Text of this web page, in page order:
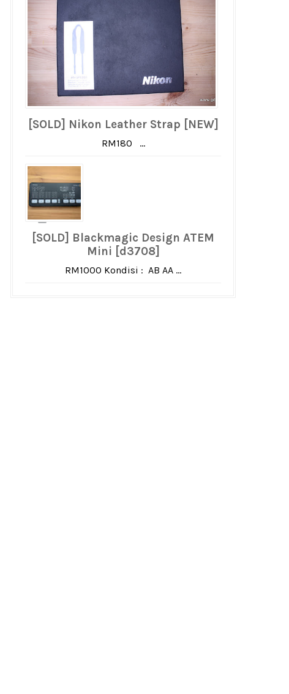
[SOLD] Nikon Leather Strap [NEW]
RM180 ...
[SOLD] Blackmagic Design ATEM
Mini [d3708]
RM1000 Kondisi : AB AA ...